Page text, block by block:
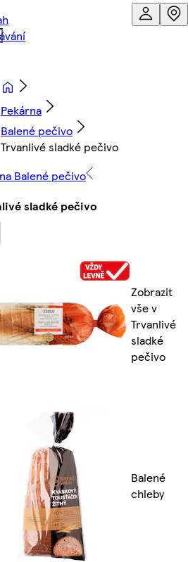
Pekárna
Balené pečivo
Trvanlivé sladké pečivo
Balené pečivo
sladké pečivo
Zobrazit
vše v
Trvanlivé
sladké
pečivo
Balené
chleby